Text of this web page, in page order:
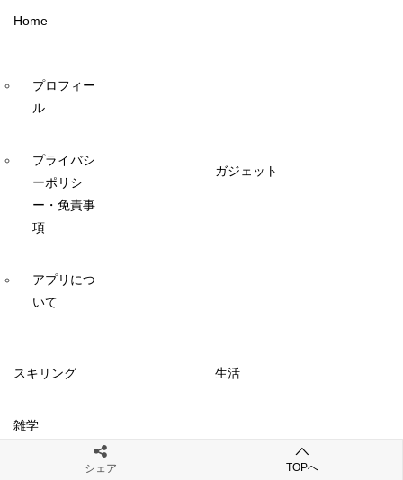
Home
プロフィー
ル
プライバシ
ーポリシ
ー・免責事
項
アプリにつ
いて
ガジェット
スキリング 生活
雑学
シェア TOPへ